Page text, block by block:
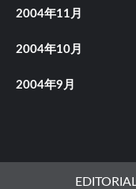
2004年11月
2004年10月
2004年9月